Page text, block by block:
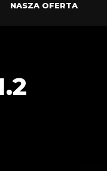
NASZA OFERTA